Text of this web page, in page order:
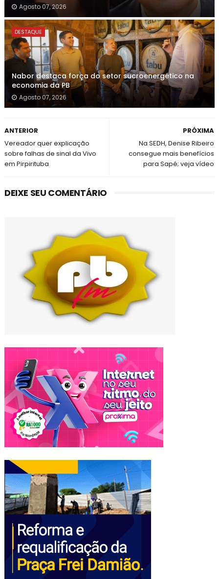
Agosto 07, 2026
DESTAQUE
Nabor destaca força do setor sucroenergético na
economia da PB
Agosto 07, 2026
PRÓXIMA
Na SEDH, Denise Ribeiro
consegue mais benefícios
para Sapé; veja vídeo
ANTERIOR
Vereador quer explicação
sobre falhas de sinal da Vivo
em Pirpirituba
DEIXE SEU COMENTÁRIO